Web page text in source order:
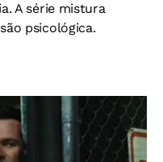
A série mistura
psicológica.